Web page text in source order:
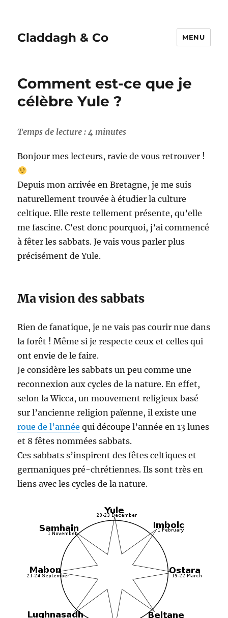
Claddagh & Co MENU
Comment est-ce que je
célèbre Yule ?
Temps de lecture :4 minutes
Bonjour mes lecteurs, ravie de vous retrouver !
Depuis mon arrivée en Bretagne, je me suis
naturellement trouvée à étudier la culture
celtique. Elle reste tellement présente, qu’elle
me fascine. C’est donc pourquoi, j’ai commencé
à fêter les sabbats. Je vais vous parler plus
précisément de Yule.
Ma vision des sabbats
Rien de fanatique, je ne vais pas courir nue dans
la forêt ! Même si je respecte ceux et celles qui
ont envie de le faire.
Je considère les sabbats un peu comme une
reconnexion aux cycles de la nature. En effet,
selon la Wicca, un mouvement religieux basé
sur l’ancienne religion païenne, il existe une
roue de l’année qui découpe l’année en 13 lunes
et 8 fêtes nommées sabbats.
Ces sabbats s’inspirent des fêtes celtiques et
germaniques pré-chrétiennes. Ils sont très en
liens avec les cycles de la nature.